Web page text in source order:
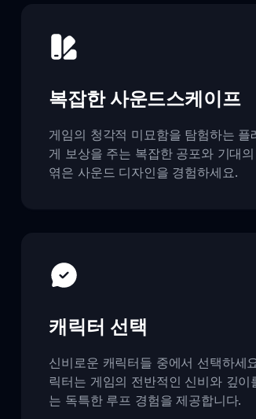
복잡한 사운드스케이프
게임의 청각적 미묘함을 탐험하는 플
게 보상을 주는 복잡한 공포와 기대
엮은 사운드 디자인을 경험하세요.
캐릭터 선택
신비로운 캐릭터들 중에서 선택하세
릭터는 게임의 전반적인 신비와 깊이
는 독특한 루프 경험을 제공합니다.